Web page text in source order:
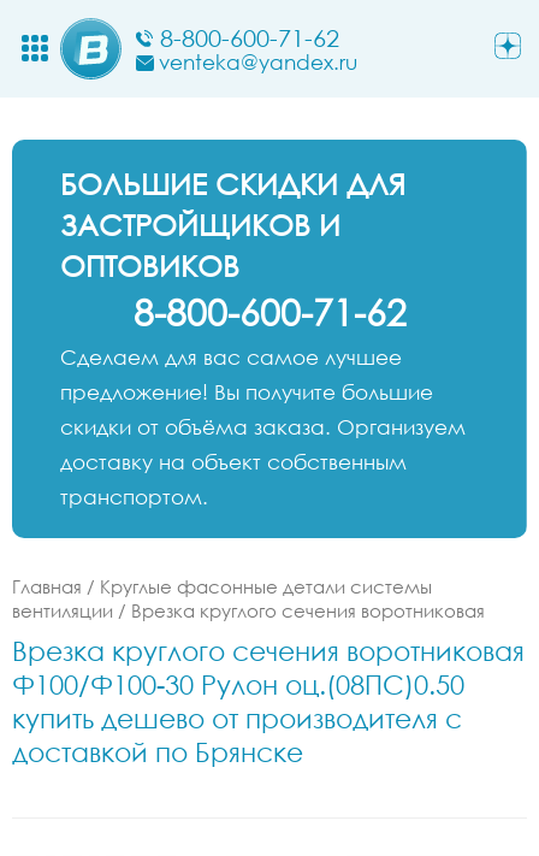
8-800-600-71-62
venteka@yandex.ru
БОЛЬШИЕ СКИДКИ ДЛЯ
ЗАСТРОЙЩИКОВ И
ОПТОВИКОВ
8-800-600-71-62
Сделаем для вас самое лучшее
предложение! Вы получите большие
скидки от объёма заказа. Организуем
доставку на объект собственным
транспортом.
Главная / Круглые фасонные детали системы
вентиляции / Врезка круглого сечения воротниковая
Врезка круглого сечения воротниковая
Ф100/Ф100-30 Рулон оц.(08ПС)0.50
купить дешево от производителя с
доставкой по Брянске